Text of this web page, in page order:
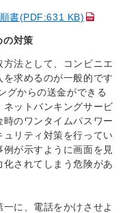
書(PDF:631 KB)
の対策
法として、コンビニエ
求めるのが一般的です
グからの送金ができる
ットバンキングサービ
のワンタイムパスワー
ュリティ対策を行ってい
が示すように画面を見
されてしまう危険があ
に、電話をかけさせよ